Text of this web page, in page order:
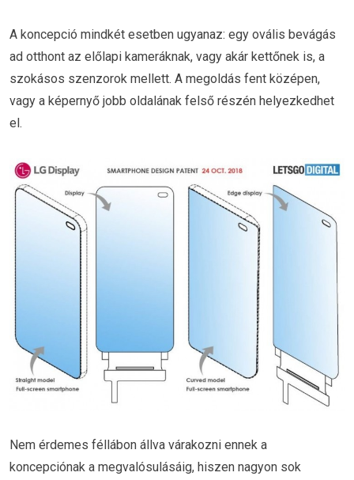
A koncepció mindkét esetben ugyanaz: egy ovális bevágás
ad otthont az előlapi kameráknak, vagy akár kettőnek is, a
szokásos szenzorok mellett. A megoldás fent középen,
vagy a képernyő jobb oldalának felső részén helyezkedhet
el.
Nem érdemes féllábon állva várakozni ennek a
koncepciónak a megvalósulásáig, hiszen nagyon sok